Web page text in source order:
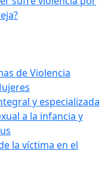
de Violencia
y especializada
a la infancia y
la víctima en el